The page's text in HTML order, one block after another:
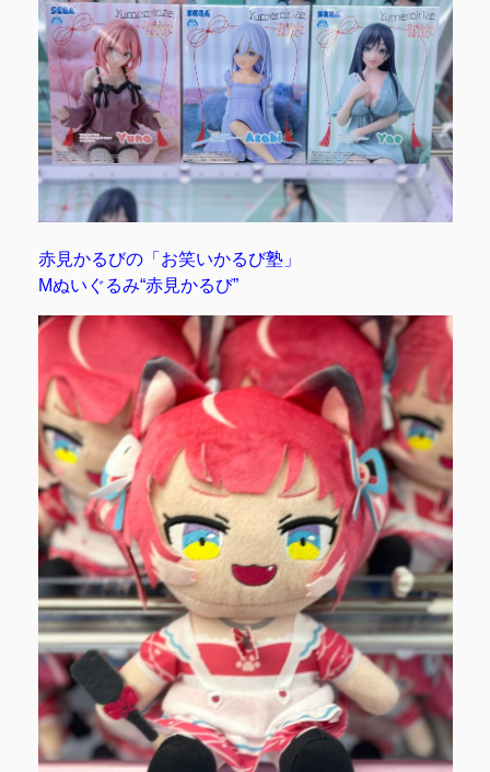
赤見かるびの「お笑いかるび塾」
Mぬいぐるみ“赤見かるび”